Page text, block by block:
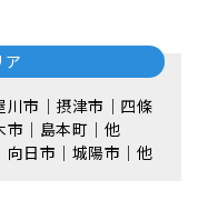
ア
川市｜摂津市｜四條
市｜島本町｜他
向日市｜城陽市｜他